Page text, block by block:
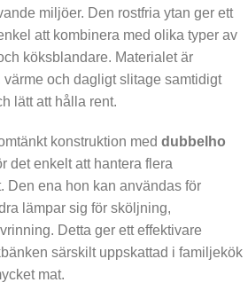
miljöer. Den rostfria ytan ger ett
att kombinera med olika typer av
köksblandare. Materialet är
värme och dagligt slitage samtidigt
lätt att hålla rent.
konstruktion med dubbelho
det enkelt att hantera flera
Den ena hon kan användas för
lämpar sig för sköljning,
Detta ger ett effektivare
särskilt uppskattad i familjekök
mat.